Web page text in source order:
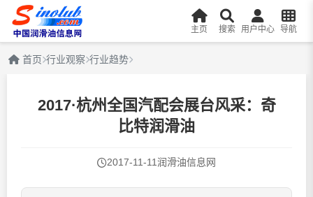
主页 搜索 用户中心 导航
首页 行业观察 行业趋势
2017·杭州全国汽配会展台风采：奇
比特润滑油
2017-11-11润滑油信息网